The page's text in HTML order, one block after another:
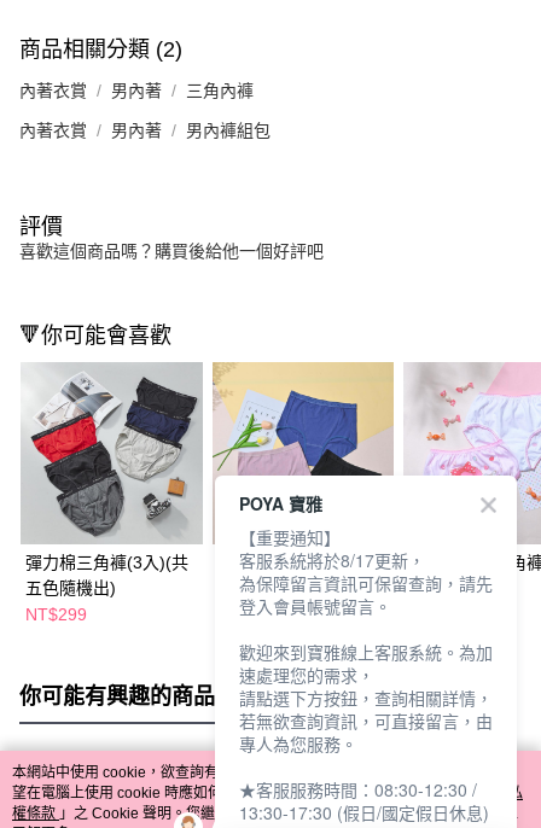
商品相關分類 (2)
內著衣賞 男內著 三角內褲
內著衣賞 男內著 男內褲組包
評價
喜歡這個商品嗎？購買後給他一個好評吧
🔻你可能會喜歡
彈力棉三角褲(3入)(共
五色隨機出)
NT$299
雪蕾兒 純棉提臀三角
NT$119
美樂蒂女童三角
你可能有興趣的商品 全站排行
熱門標籤
本網站中使用 cookie，欲查詢有關本網站使用 cookie 方式之詳情，及若您不希
望在電腦上使用 cookie 時應如何變更電腦的 cookie 設定，請參閱本網站「
隱私
權條款 」之 Cookie 聲明。您繼續使用本網站即表示您同意本公司得按本網站使
POYA 寶雅
【重要通知】
客服系統將於8/17更新，
為保障留言資訊可保留查詢，請先
登入會員帳號留言。
歡迎來到寶雅線上客服系統。為加
速處理您的需求，
請點選下方按鈕，查詢相關詳情，
若無欲查詢資訊，可直接留言，由
專人為您服務。
★客服服務時間：08:30-12:30 /
13:30-17:30 (假日/國定假日休息)